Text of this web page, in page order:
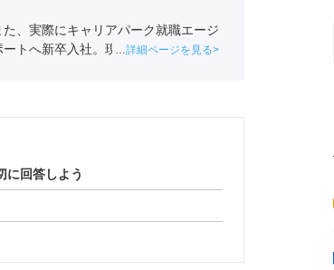
、実際にキャリアパーク就職エージ
トへ新卒入社。現在は関西の学生へ
詳細ページを見る
に回答しよう